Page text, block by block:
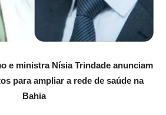
e ministra Nísia Trindade anunciam
para ampliar a rede de saúde na
Bahia